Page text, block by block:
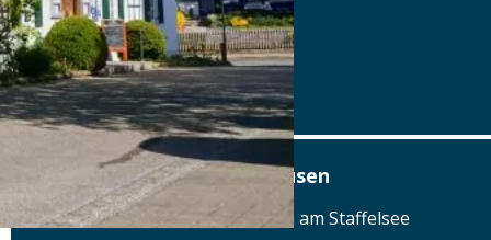
Tel.: Tel.: 08841-3304
Details
www.stern-seehausen.de
Gasthof zum Stern Seehausen
Dorfstraße 2, 82418 Seehausen am Staffelsee